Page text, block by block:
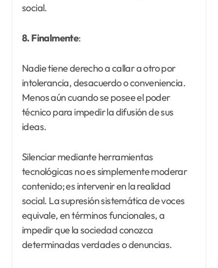
social.
8. Finalmente:
Nadie tiene derecho a callar a otro por
intolerancia, desacuerdo o conveniencia.
Menos aún cuando se posee el poder
técnico para impedir la difusión de sus
ideas.
Silenciar mediante herramientas
tecnológicas no es simplemente moderar
contenido; es intervenir en la realidad
social. La supresión sistemática de voces
equivale, en términos funcionales, a
impedir que la sociedad conozca
determinadas verdades o denuncias.